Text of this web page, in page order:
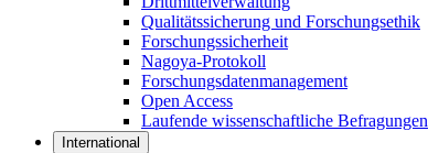
Qualitätssicherung und Forschungsethik
Forschungssicherheit
Nagoya-Protokoll
Forschungsdatenmanagement
Open Access
Laufende wissenschaftliche Befragungen
International